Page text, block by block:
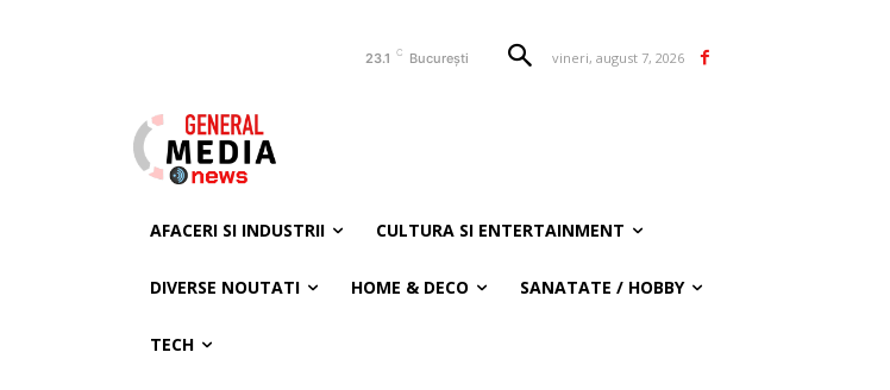
23.1 C București vineri, august 7, 2026
AFACERI SI INDUSTRII CULTURA SI ENTERTAINMENT
DIVERSE NOUTATI HOME & DECO SANATATE / HOBBY
TECH